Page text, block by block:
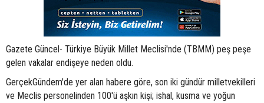
Gazete Güncel- Türkiye Büyük Millet Meclisi'nde (TBMM) peş peşe
gelen vakalar endişeye neden oldu.
GerçekGündem'de yer alan habere göre, son iki gündür milletvekilleri
ve Meclis personelinden 100'ü aşkın kişi; ishal, kusma ve yoğun